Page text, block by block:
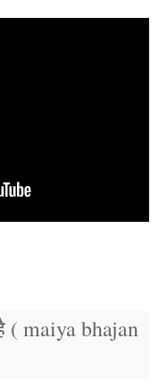
( maiya bhajan